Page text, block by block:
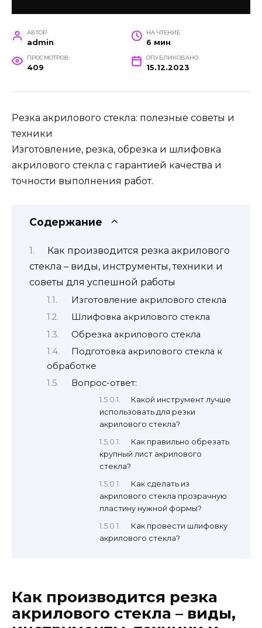
АВТОР
admin
НА ЧТЕНИЕ
6 мин
ПРОСМОТРОВ
409
ОПУБЛИКОВАНО
15.12.2023
Резка акрилового стекла: полезные советы и
техники
Изготовление, резка, обрезка и шлифовка
акрилового стекла с гарантией качества и
точности выполнения работ.
Содержание
Как производится резка акрилового
стекла – виды, инструменты, техники и
советы для успешной работы
Изготовление акрилового стекла
Шлифовка акрилового стекла
Обрезка акрилового стекла
Подготовка акрилового стекла к
обработке
Вопрос-ответ:
Какой инструмент лучше
использовать для резки
акрилового стекла?
Как правильно обрезать
крупный лист акрилового
стекла?
Как сделать из
акрилового стекла прозрачную
пластину нужной формы?
Как провести шлифовку
акрилового стекла?
Как производится резка
акрилового стекла – виды,